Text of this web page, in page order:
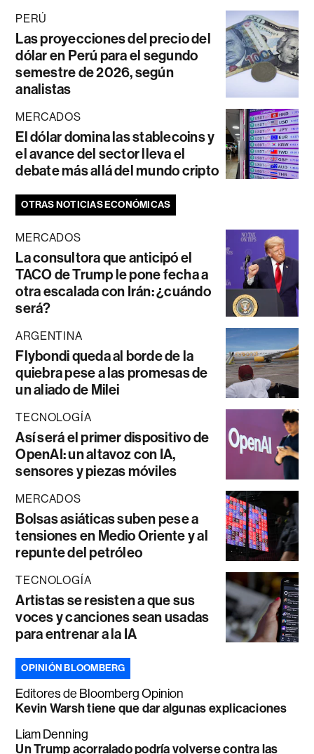
PERÚ
Las proyecciones del precio del
dólar en Perú para el segundo
semestre de 2026, según
analistas
MERCADOS
El dólar domina las stablecoins y
el avance del sector lleva el
debate más allá del mundo cripto
OTRAS NOTICIAS ECONÓMICAS
MERCADOS
La consultora que anticipó el
TACO de Trump le pone fecha a
otra escalada con Irán: ¿cuándo
será?
ARGENTINA
Flybondi queda al borde de la
quiebra pese a las promesas de
un aliado de Milei
TECNOLOGÍA
Así será el primer dispositivo de
OpenAI: un altavoz con IA,
sensores y piezas móviles
MERCADOS
Bolsas asiáticas suben pese a
tensiones en Medio Oriente y al
repunte del petróleo
TECNOLOGÍA
Artistas se resisten a que sus
voces y canciones sean usadas
para entrenar a la IA
OPINIÓN BLOOMBERG
Editores de Bloomberg Opinion
Kevin Warsh tiene que dar algunas explicaciones
Liam Denning
Un Trump acorralado podría volverse contra las